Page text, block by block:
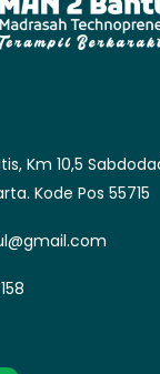
Km 10,5
Kode Pos 55715